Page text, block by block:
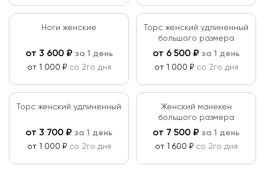
Ноги женские
от 3 600₽ за 1 день
от 1 000 ₽ со 2го дня
Торс женский удлиненный
большого размера
от 6 500 ₽ за 1 день
от 1 000 ₽ со 2го дня
Торс женский удлиненный
от 3 700 ₽ за 1 день
от 1 000 ₽ со 2го дня
Женский манекен
большого размера
от 7 500 ₽ за 1 день
от 1 600 ₽ со 2го дня